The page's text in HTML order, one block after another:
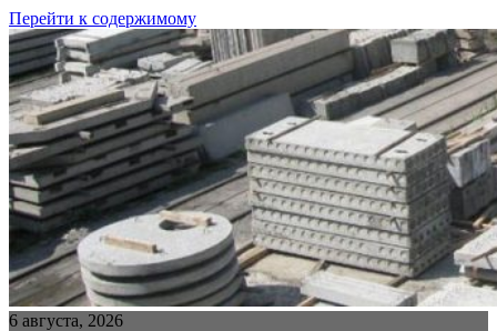
Перейти к содержимому
6 августа, 2026